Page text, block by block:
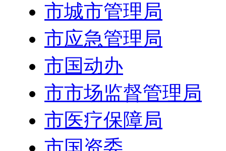
市城市管理局
市应急管理局
市国动办
市市场监督管理局
市医疗保障局